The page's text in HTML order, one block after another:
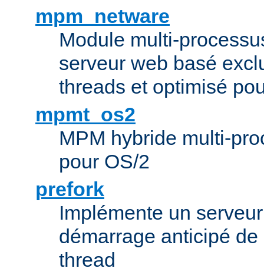
mpm_netware
Module multi-
serveur web basé
threads et optimisé
mpmt_os2
MPM hybride multi-
pour OS/2
prefork
Implémente un
démarrage anticipé
thread